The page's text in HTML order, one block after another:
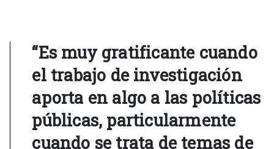
“Es muy gratificante cuando
el trabajo de investigación
aporta en algo a las políticas
públicas, particularmente
cuando se trata de temas de